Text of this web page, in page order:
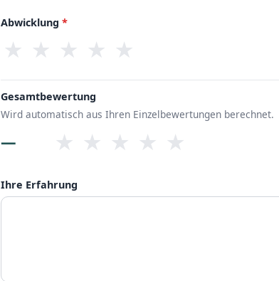
Abwicklung *
★ ★ ★ ★ ★
Gesamtbewertung
Wird automatisch aus Ihren Einzelbewertungen berechnet.
— ★ ★ ★ ★ ★
Ihre Erfahrung